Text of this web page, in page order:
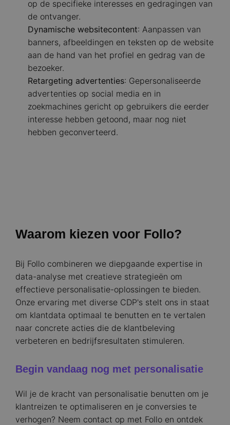
op de specifieke interesses en gedragingen van
de ontvanger.​
Dynamische websitecontent: Aanpassen van
banners, afbeeldingen en teksten op de website
aan de hand van het profiel en gedrag van de
bezoeker.​
Retargeting advertenties: Gepersonaliseerde
advertenties op social media en in
zoekmachines gericht op gebruikers die eerder
interesse hebben getoond, maar nog niet
hebben geconverteerd.​
Waarom kiezen voor Follo?
Bij Follo combineren we diepgaande expertise in
data-analyse met creatieve strategieën om
effectieve personalisatie-oplossingen te bieden.
Onze ervaring met diverse CDP's stelt ons in staat
om klantdata optimaal te benutten en te vertalen
naar concrete acties die de klantbeleving
verbeteren en bedrijfsresultaten stimuleren.​
Begin vandaag nog met personalisatie
Wil je de kracht van personalisatie benutten om je
klantreizen te optimaliseren en je conversies te
verhogen? Neem contact op met Follo en ontdek